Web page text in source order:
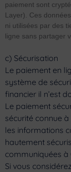
paiement sont
Layer). Ces
ni utilisées par des
ligne sans partager
c) Sécurisation
Le paiement en
système de
financier il n’est
Le paiement
sécurité connue
les informations
hautement
communiquées à
Si vous